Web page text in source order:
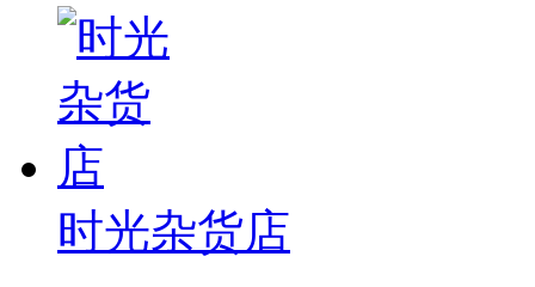
时光杂货店